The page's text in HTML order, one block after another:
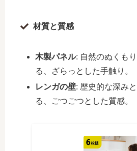
材質と質感
木製パネル: 自然のぬくも
る、ざらっとした手触り。
レンガの壁: 歴史的な深み
る、ごつごつとした質感。